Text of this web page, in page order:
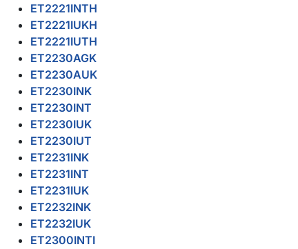
ET2221INTH
ET2221IUKH
ET2221IUTH
ET2230AGK
ET2230AUK
ET2230INK
ET2230INT
ET2230IUK
ET2230IUT
ET2231INK
ET2231INT
ET2231IUK
ET2232INK
ET2232IUK
ET2300INTI